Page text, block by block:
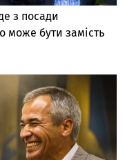
з посади
може бути замість